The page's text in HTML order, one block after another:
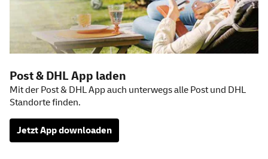
Post & DHL App laden
Mit der Post & DHL App auch unterwegs alle Post und DHL
Standorte finden.
JetztAppdownloaden